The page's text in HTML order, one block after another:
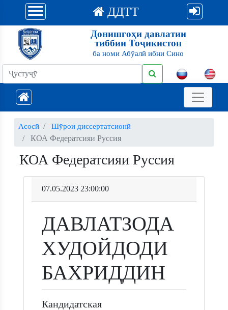
ДДТТ
Донишгоҳи давлатии
тиббии Тоҷикистон
ба номи Абӯалӣ ибни Сино
Асосӣ Шӯрои диссертатсионӣ
КОА Федератсияи Руссия
КОА Федератсияи Руссия
07.05.2023 23:00:00
ДАВЛАТЗОДА
ХУДОЙДОДИ
БАХРИДДИН
Кандидатская